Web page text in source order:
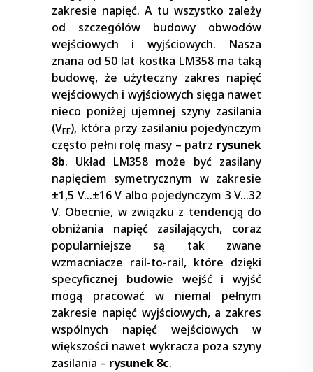
zakresie napięć. A tu wszystko zależy
od szczegółów budowy obwodów
wejściowych i wyjściowych. Nasza
znana od 50 lat kostka LM358 ma taką
budowę, że użyteczny zakres napięć
wejściowych i wyjściowych sięga nawet
nieco poniżej ujemnej szyny zasilania
(VEE), która przy zasilaniu pojedynczym
często pełni rolę masy – patrz rysunek
8b. Układ LM358 może być zasilany
napięciem symetrycznym w zakresie
±1,5 V…±16 V albo pojedynczym 3 V…32
V. Obecnie, w związku z tendencją do
obniżania napięć zasilających, coraz
popularniejsze są tak zwane
wzmacniacze rail-to-rail, które dzięki
specyficznej budowie wejść i wyjść
mogą pracować w niemal pełnym
zakresie napięć wyjściowych, a zakres
wspólnych napięć wejściowych w
większości nawet wykracza poza szyny
zasilania – rysunek 8c.